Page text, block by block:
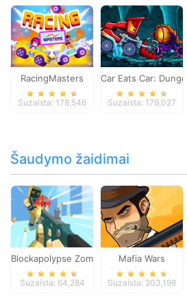
RacingMasters
Suzaista: 178,546
Car Eats Car:
Suzaista: 179,027
Šaudymo žaidimai
Blockapolypse Zombie Shooter
Suzaista: 64,284
Mafia Wars
Suzaista: 203,198